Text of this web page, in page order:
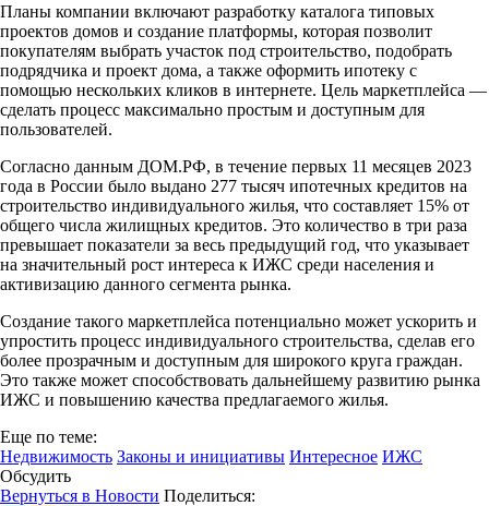
Планы компании включают разработку каталога типовых
проектов домов и создание платформы, которая позволит
покупателям выбрать участок под строительство, подобрать
подрядчика и проект дома, а также оформить ипотеку с
помощью нескольких кликов в интернете. Цель маркетплейса —
сделать процесс максимально простым и доступным для
пользователей.
Согласно данным ДОМ.РФ, в течение первых 11 месяцев 2023
года в России было выдано 277 тысяч ипотечных кредитов на
строительство индивидуального жилья, что составляет 15% от
общего числа жилищных кредитов. Это количество в три раза
превышает показатели за весь предыдущий год, что указывает
на значительный рост интереса к ИЖС среди населения и
активизацию данного сегмента рынка.
Создание такого маркетплейса потенциально может ускорить и
упростить процесс индивидуального строительства, сделав его
более прозрачным и доступным для широкого круга граждан.
Это также может способствовать дальнейшему развитию рынка
ИЖС и повышению качества предлагаемого жилья.
Еще по теме:
Недвижимость Законы и инициативы Интересное ИЖС
Обсудить
Вернуться в Новости Поделиться: